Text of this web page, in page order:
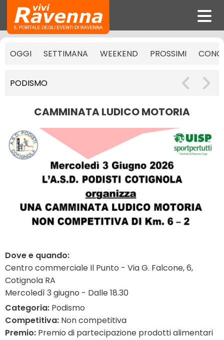
OGGI SETTIMANA WEEKEND PROSSIMI
PODISMO
CAMMINATA LUDICO MOTORIA
Dove e quando:
Centro commerciale Il Punto - Via G. Falcone, 6,
Cotignola RA
Mercoledì 3 giugno - Dalle 18.30
Categoria: Podismo
Competitiva: Non competitiva
Premio: Premio di partecipazione prodotti alimentari